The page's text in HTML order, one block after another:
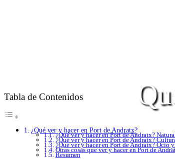
Tabla de Contenidos
¿Qué ver y hacer en Port de Andratx?
¿Qué ver y hacer en Port de Andratx?
¿Qué ver y hacer en Port de Andratx?
¿Qué ver y hacer en Port de Andratx? Ocio
Otras cosas que ver y hacer en Port de
Resumen